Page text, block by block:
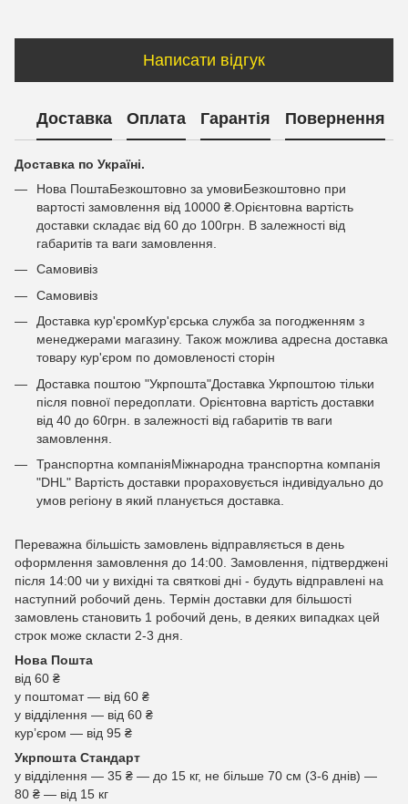
Написати відгук
Доставка Оплата Гарантія Повернення
Доставка по Україні.
Нова ПоштаБезкоштовно за умовиБезкоштовно при
вартості замовлення від 10000 ₴.Орієнтовна вартість
доставки складає від 60 до 100грн. В залежності від
габаритів та ваги замовлення.
Самовивіз
Самовивіз
Доставка кур'єромКур'єрська служба за погодженням з
менеджерами магазину. Також можлива адресна доставка
товару кур'єром по домовленості сторін
Доставка поштою "Укрпошта"Доставка Укрпоштою тільки
після повної передоплати. Орієнтовна вартість доставки
від 40 до 60грн. в залежності від габаритів тв ваги
замовлення.
Транспортна компаніяМіжнародна транспортна компанія
"DHL" Вартість доставки прораховується індивідуально до
умов регіону в який планується доставка.
Переважна більшість замовлень відправляється в день
оформлення замовлення до 14:00. Замовлення, підтверджені
після 14:00 чи у вихідні та святкові дні - будуть відправлені на
наступний робочий день. Термін доставки для більшості
замовлень становить 1 робочий день, в деяких випадках цей
строк може скласти 2-3 дня.
Нова Пошта
від 60 ₴
у поштомат — від 60 ₴
у відділення — від 60 ₴
курʼєром — від 95 ₴
Укрпошта Стандарт
у відділення — 35 ₴ — до 15 кг, не більше 70 см (3-6 днів) —
80 ₴ — від 15 кг